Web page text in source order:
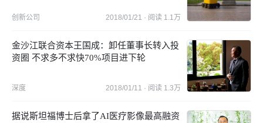
创新公司 2018/01/21 · 阅读 1.1万
金沙江联合资本王国成：卸任董事长转入投
资圈 不求多不求快70%项目进下轮
深度 2018/01/11 · 阅读 1.3万
据说斯坦福博士后拿了AI医疗影像最高融资